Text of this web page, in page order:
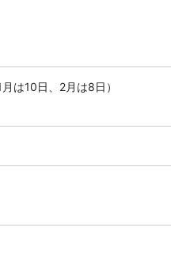
は10日、2月は8日）